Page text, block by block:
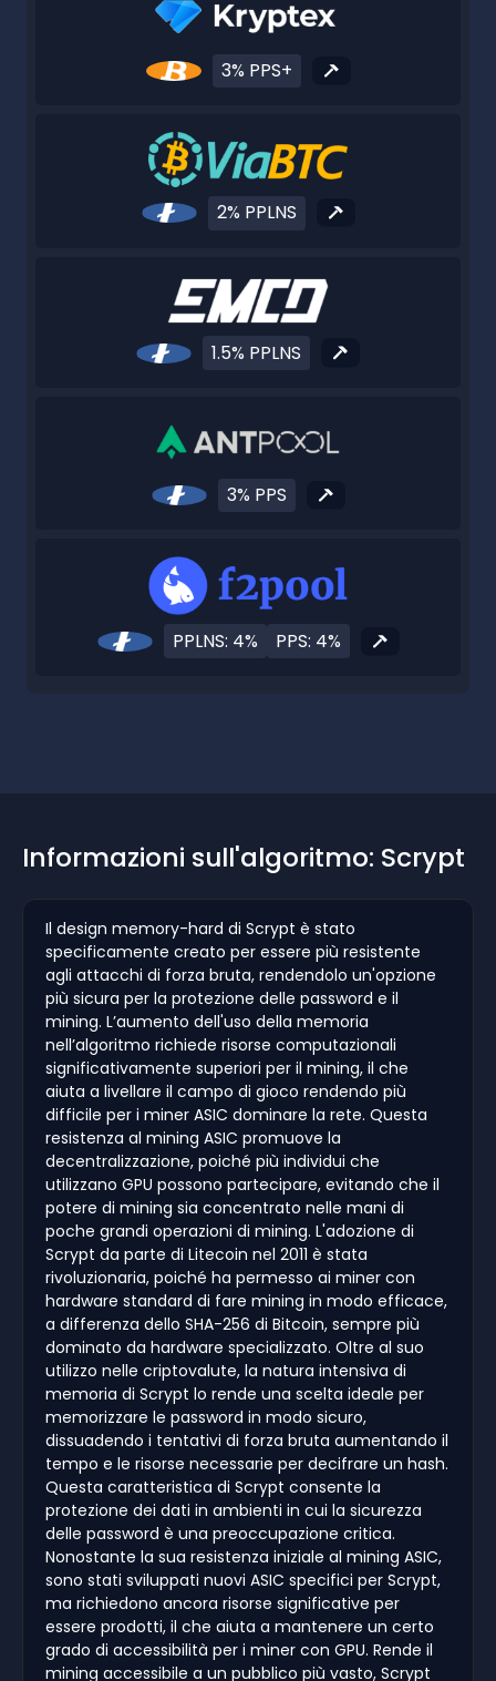
3% PPS+
2% PPLNS
1.5% PPLNS
3% PPS
PPLNS: 4% PPS: 4%
Informazioni sull'algoritmo: Scrypt
Il design memory-hard di Scrypt è stato
specificamente creato per essere più resistente
agli attacchi di forza bruta, rendendolo un'opzione
più sicura per la protezione delle password e il
mining. L’aumento dell'uso della memoria
nell’algoritmo richiede risorse computazionali
significativamente superiori per il mining, il che
aiuta a livellare il campo di gioco rendendo più
difficile per i miner ASIC dominare la rete. Questa
resistenza al mining ASIC promuove la
decentralizzazione, poiché più individui che
utilizzano GPU possono partecipare, evitando che il
potere di mining sia concentrato nelle mani di
poche grandi operazioni di mining. L'adozione di
Scrypt da parte di Litecoin nel 2011 è stata
rivoluzionaria, poiché ha permesso ai miner con
hardware standard di fare mining in modo efficace,
a differenza dello SHA-256 di Bitcoin, sempre più
dominato da hardware specializzato. Oltre al suo
utilizzo nelle criptovalute, la natura intensiva di
memoria di Scrypt lo rende una scelta ideale per
memorizzare le password in modo sicuro,
dissuadendo i tentativi di forza bruta aumentando il
tempo e le risorse necessarie per decifrare un hash.
Questa caratteristica di Scrypt consente la
protezione dei dati in ambienti in cui la sicurezza
delle password è una preoccupazione critica.
Nonostante la sua resistenza iniziale al mining ASIC,
sono stati sviluppati nuovi ASIC specifici per Scrypt,
ma richiedono ancora risorse significative per
essere prodotti, il che aiuta a mantenere un certo
grado di accessibilità per i miner con GPU. Rende il
mining accessibile a un pubblico più vasto, Scrypt